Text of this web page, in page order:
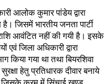
आलोक कुमार पांडेय द्वारा
जिसमें भारतीय जनता पार्टी
आवंटित नहीं की गयी है। इसके
एवं जिला अधिकारी द्वारा
किया गया था तथा बियरशिवा
हेतु प्रतिधारक दीवार बनाये